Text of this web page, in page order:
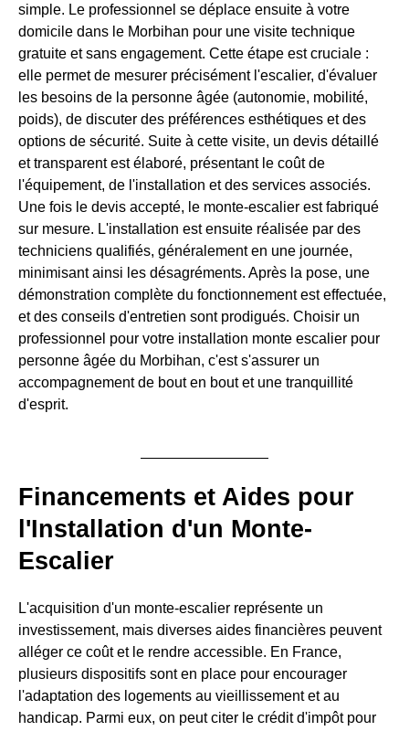
simple. Le professionnel se déplace ensuite à votre
domicile dans le Morbihan pour une visite technique
gratuite et sans engagement. Cette étape est cruciale :
elle permet de mesurer précisément l'escalier, d'évaluer
les besoins de la personne âgée (autonomie, mobilité,
poids), de discuter des préférences esthétiques et des
options de sécurité. Suite à cette visite, un devis détaillé
et transparent est élaboré, présentant le coût de
l'équipement, de l'installation et des services associés.
Une fois le devis accepté, le monte-escalier est fabriqué
sur mesure. L'installation est ensuite réalisée par des
techniciens qualifiés, généralement en une journée,
minimisant ainsi les désagréments. Après la pose, une
démonstration complète du fonctionnement est effectuée,
et des conseils d'entretien sont prodigués. Choisir un
professionnel pour votre installation monte escalier pour
personne âgée du Morbihan, c'est s'assurer un
accompagnement de bout en bout et une tranquillité
d'esprit.
Financements et Aides pour
l'Installation d'un Monte-
Escalier
L'acquisition d'un monte-escalier représente un
investissement, mais diverses aides financières peuvent
alléger ce coût et le rendre accessible. En France,
plusieurs dispositifs sont en place pour encourager
l'adaptation des logements au vieillissement et au
handicap. Parmi eux, on peut citer le crédit d'impôt pour